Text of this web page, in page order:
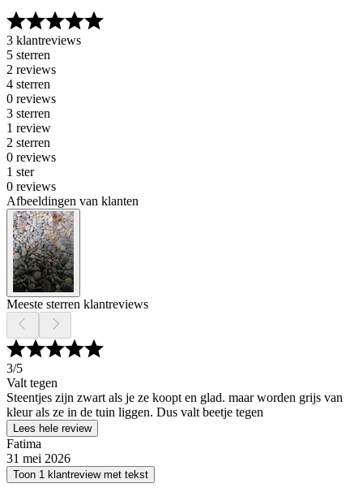
3 klantreviews
5 sterren
2 reviews
4 sterren
0 reviews
3 sterren
1 review
2 sterren
0 reviews
1 ster
0 reviews
Afbeeldingen van klanten
Meeste sterren klantreviews
3/5
Valt tegen
Steentjes zijn zwart als je ze koopt en glad. maar worden grijs van
kleur als ze in de tuin liggen. Dus valt beetje tegen
Lees hele review
Fatima
31 mei 2026
Toon 1 klantreview met tekst